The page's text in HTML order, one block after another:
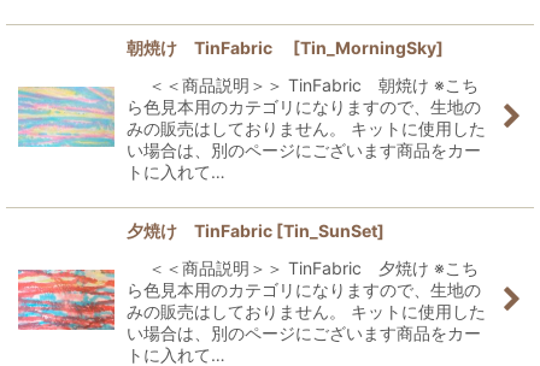
朝焼け TinFabric [Tin_MorningSky]
＜＜商品説明＞＞ TinFabric 朝焼け ※こち
ら色見本用のカテゴリになりますので、生地の
みの販売はしておりません。 キットに使用した
い場合は、別のページにございます商品をカー
トに入れて…
夕焼け TinFabric [Tin_SunSet]
＜＜商品説明＞＞ TinFabric 夕焼け ※こち
ら色見本用のカテゴリになりますので、生地の
みの販売はしておりません。 キットに使用した
い場合は、別のページにございます商品をカー
トに入れて…